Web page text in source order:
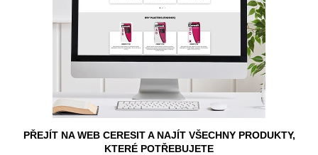
PŘEJÍT NA WEB CERESIT A NAJÍT VŠECHNY PRODUKTY,
KTERÉ POTŘEBUJETE